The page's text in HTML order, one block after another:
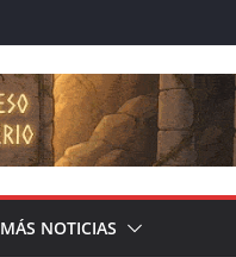
MÁS NOTICIAS